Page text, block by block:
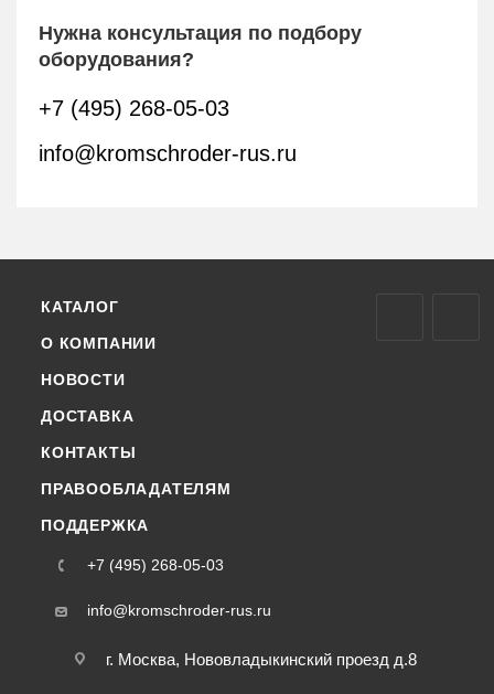
Нужна консультация по подбору
оборудования?
+7 (495) 268-05-03
info@kromschroder-rus.ru
КАТАЛОГ
О КОМПАНИИ
НОВОСТИ
ДОСТАВКА
КОНТАКТЫ
ПРАВООБЛАДАТЕЛЯМ
ПОДДЕРЖКА
+7 (495) 268-05-03
info@kromschroder-rus.ru
г. Москва, Нововладыкинский проезд д.8